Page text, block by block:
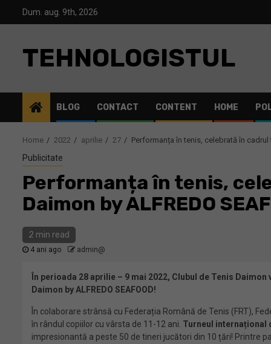
Dum. aug. 9th, 2026
TEHNOLOGISTUL
BLOG CONTACT CONTENT HOME
Home 2022 aprilie 27 Performanța în tenis, celebrată în cadrul
Publicitate
Performanța în tenis,
Daimon by ALFREDO
2 min read
4 ani ago admin@
În perioada 28 aprilie – 9 mai 2022, Clubul de Tenis
Daimon by ALFREDO SEAFOOD!
În colaborare strânsă cu Federația Română de Tenis (FRT),
în rândul copiilor cu vârsta de 11-12 ani. Turneul internațional
impresionantă a peste 50 de tineri jucători din 10 țări! Printre